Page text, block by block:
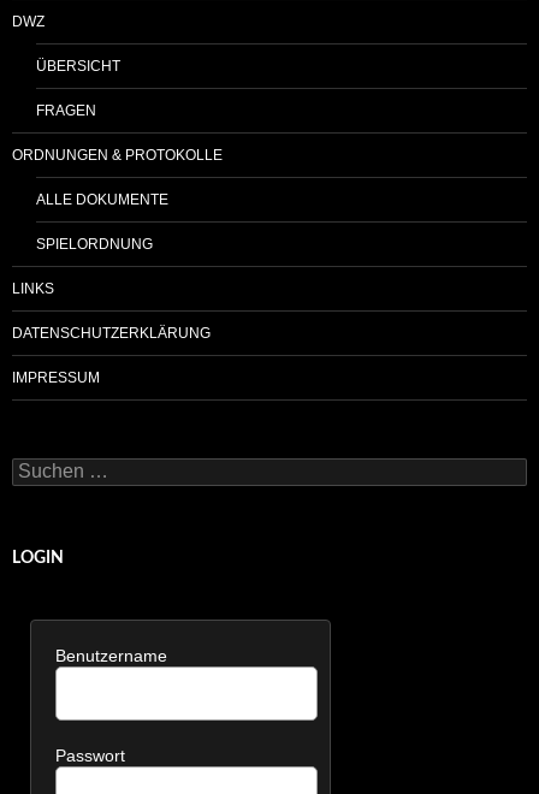
DWZ
ÜBERSICHT
FRAGEN
ORDNUNGEN & PROTOKOLLE
ALLE DOKUMENTE
SPIELORDNUNG
LINKS
DATENSCHUTZERKLÄRUNG
IMPRESSUM
Suchen
nach:
LOGIN
Benutzername
Passwort